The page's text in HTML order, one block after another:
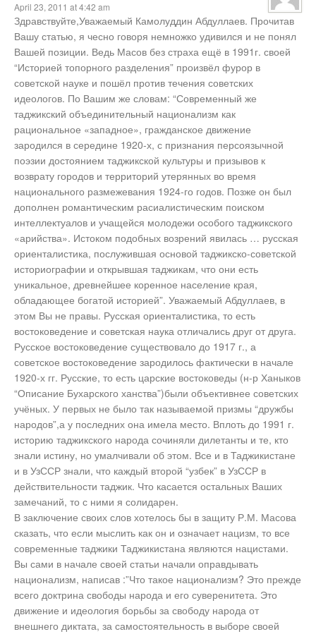
April 23, 2011 at 4:42 am
Здравствуйте,Уважаемый Камолуддин Абдуллаев. Прочитав
Вашу статью, я чесно говоря немножко удивился и не понял
Вашей позиции. Ведь Масов без страха ещё в 1991г. своей
“Историей топорного разделения” произвёл фурор в
советской науке и пошёл против течения советских
идеологов. По Вашим же словам: “Современный же
таджикский объединительный национализм как
рациональное «западное», гражданское движение
зародился в середине 1920-х, с признания персоязычной
поэзии достоянием таджикской культуры и призывов к
возврату городов и территорий утерянных во время
национального размежевания 1924-го годов. Позже он был
дополнен романтическим расиалистическим поиском
интеллектуалов и учащейся молодежи особого таджикского
«арийства». Истоком подобных возрений явилась … русская
ориенталистика, послужившая основой таджикско-советской
историографии и открывшая таджикам, что они есть
уникальное, древнейшее коренное население края,
обладающее богатой историей”. Уважаемый Абдуллаев, в
этом Вы не правы. Русская ориенталистика, то есть
востоковедение и советская наука отличались друг от друга.
Русское востоковедение существовало до 1917 г., а
советское востоковедение зародилось фактически в начале
1920-х гг. Русские, то есть царские востоковеды (н-р Ханыков
“Описание Бухарского ханства”)были объективнее советских
учёных. У первых не было так называемой призмы “дружбы
народов”,а у последних она имела место. Вплоть до 1991 г.
историю таджикского народа сочиняли дилетанты и те, кто
знали истину, но умалчивали об этом. Все и в Таджикистане
и в УзССР знали, что каждый второй “узбек” в УзССР в
действительности таджик. Что касается остальных Ваших
замечаний, то с ними я солидарен.
В заключение своих слов хотелось бы в защиту Р.М. Масова
сказать, что если мыслить как он и означает нацизм, то все
современные таджики Таджикистана являются нацистами.
Вы сами в начале своей статьи начали оправдывать
национализм, написав :”Что такое национализм? Это прежде
всего доктрина свободы народа и его суверенитета. Это
движение и идеология борьбы за свободу народа от
внешнего диктата, за самостоятельность в выборе своей